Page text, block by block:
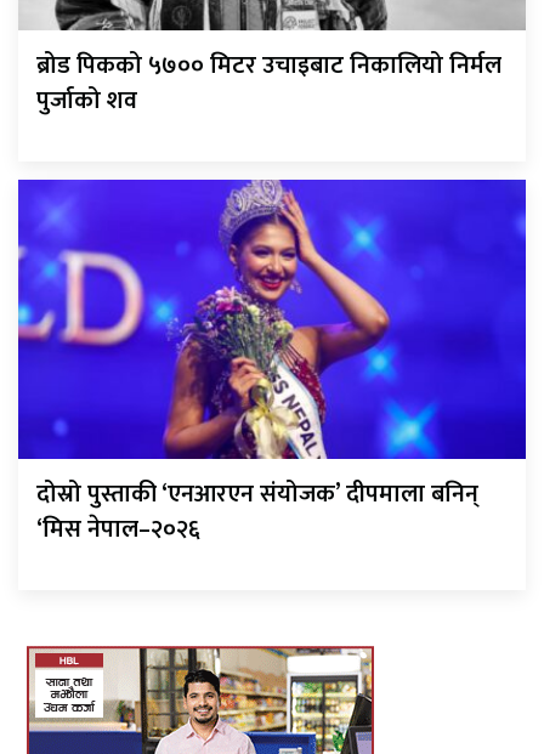
ब्रोड पिकको ५७०० मिटर उचाइबाट निकालियो निर्मल
पुर्जाको शव
दोस्रो पुस्ताकी ‘एनआरएन संयोजक’ दीपमाला बनिन्
‘मिस नेपाल–२०२६